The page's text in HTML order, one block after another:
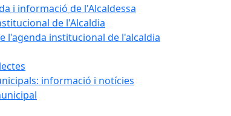
i informació de l'Alcaldessa
de l'Alcaldia
l'agenda institucional de l'alcaldia
informació i notícies